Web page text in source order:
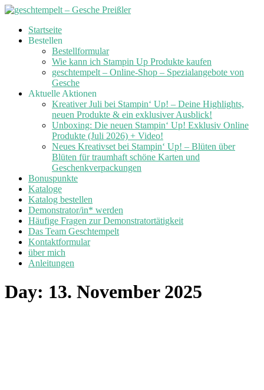
Skip
Startseite
Bestellen
Bestellformular
Wie kann ich Stampin Up Produkte kaufen
geschtempelt – Online-Shop – Spezialangebote von
Gesche
Aktuelle Aktionen
Kreativer Juli bei Stampin‘ Up! – Deine Highlights,
neuen Produkte & ein exklusiver Ausblick!
Unboxing: Die neuen Stampin‘ Up! Exklusiv Online
Produkte (Juli 2026) + Video!
Neues Kreativset bei Stampin‘ Up! – Blüten über
Blüten für traumhaft schöne Karten und
Geschenkverpackungen
Bonuspunkte
Kataloge
Katalog bestellen
Demonstrator/in* werden
Häufige Fragen zur Demonstratortätigkeit
Das Team Geschtempelt
Kontaktformular
über mich
Anleitungen
Day: 13. November 2025